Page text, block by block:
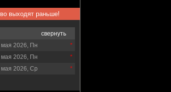
выходят раньше!
свернуть
мая 2026, Пн
мая 2026, Пн
мая 2026, Ср